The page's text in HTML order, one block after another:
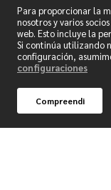
Suscríbete
y beneficios
Para proporcionar la
nosotros y varios
web. Esto incluye la
Si continúa utilizando
configuración,
configuraciones
Compreendi